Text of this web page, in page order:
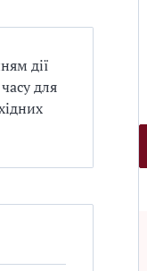
дії
для